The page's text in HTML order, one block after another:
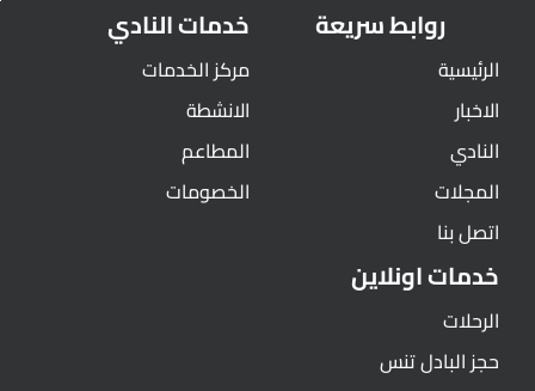
روابط سريعة
الرئيسية
الاخبار
النادي
المجلات
اتصل بنا
خدمات النادي
مركز الخدمات
الانشطة
المطاعم
الخصومات
خدمات اونلاين
الرحلات
حجز البادل تنس